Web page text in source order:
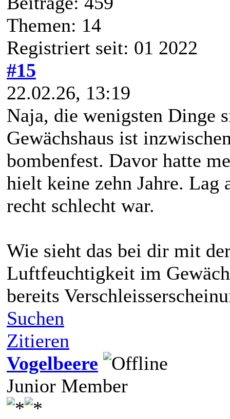
Themen: 14
Registriert seit: 01 2022
#15
22.02.26, 13:19
Naja, die wenigsten Dinge
Gewächshaus ist
bombenfest. Davor hatte
hielt keine zehn Jahre. Lag
recht schlecht war.
Wie sieht das bei dir mit
Luftfeuchtigkeit im
bereits
Suchen
Zitieren
Vogelbeere
Junior Member